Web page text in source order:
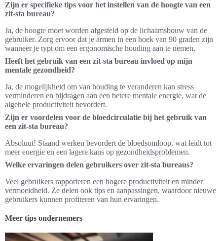
Zijn er specifieke tips voor het instellen van de hoogte van een
zit-sta bureau?
Ja, de hoogte moet worden afgesteld op de lichaamsbouw van de
gebruiker. Zorg ervoor dat je armen in een hoek van 90 graden zijn
wanneer je typt om een ergonomische houding aan te nemen.
Heeft het gebruik van een zit-sta bureau invloed op mijn
mentale gezondheid?
Ja, de mogelijkheid om van houding te veranderen kan stress
verminderen en bijdragen aan een betere mentale energie, wat de
algehele productiviteit bevordert.
Zijn er voordelen voor de bloedcirculatie bij het gebruik van
een zit-sta bureau?
Absoluut! Staand werken bevordert de bloedsomloop, wat leidt tot
meer energie en een lagere kans op gezondheidsproblemen.
Welke ervaringen delen gebruikers over zit-sta bureaus?
Veel gebruikers rapporteren een hogere productiviteit en minder
vermoeidheid. Ze delen ook tips en aanpassingen, waardoor nieuwe
gebruikers kunnen profiteren van hun ervaringen.
Meer tips ondernemers